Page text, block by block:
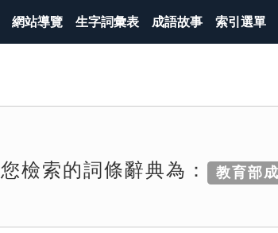
網站導覽 生字詞彙表 成語故事 索引選單
您檢索的詞條辭典為： 教育部